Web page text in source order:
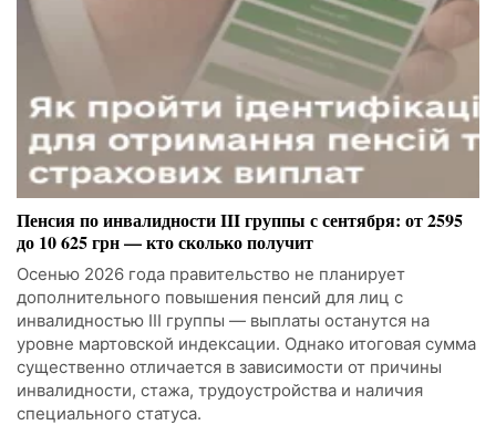
Пенсия по инвалидности III группы с сентября: от 2595
до 10 625 грн — кто сколько получит
Осенью 2026 года правительство не планирует
дополнительного повышения пенсий для лиц с
инвалидностью III группы — выплаты останутся на
уровне мартовской индексации. Однако итоговая сумма
существенно отличается в зависимости от причины
инвалидности, стажа, трудоустройства и наличия
специального статуса.